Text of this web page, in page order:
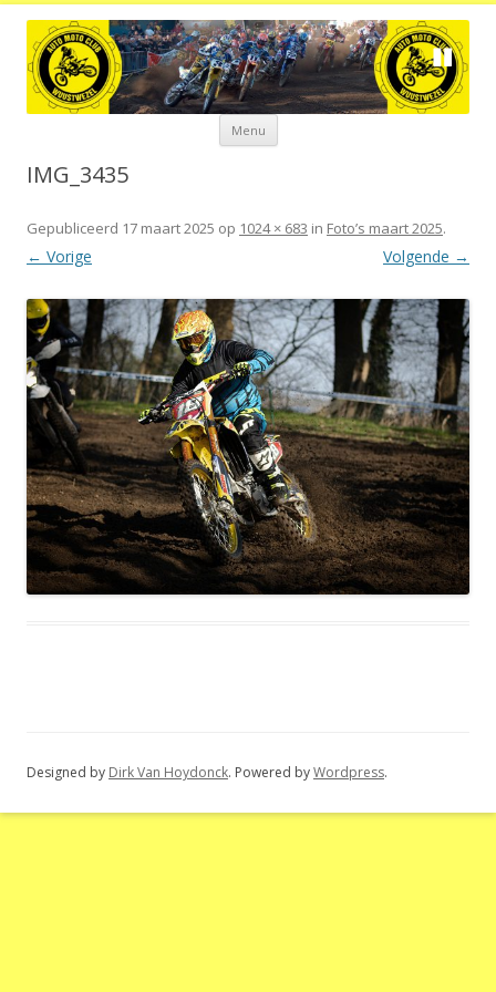
Menu Spring
de
IMG_3435
Gepubliceerd 17 maart 2025 op 1024 × 683 in Foto’s maart 2025.
← Vorige Volgende →
Designed by Dirk Van Hoydonck. Powered byWordpress.